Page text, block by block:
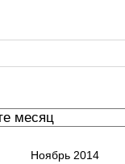
Ноябрь 2014